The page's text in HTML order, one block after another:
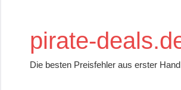
springenpirate-
Die besten Preisfehler aus erster Hand